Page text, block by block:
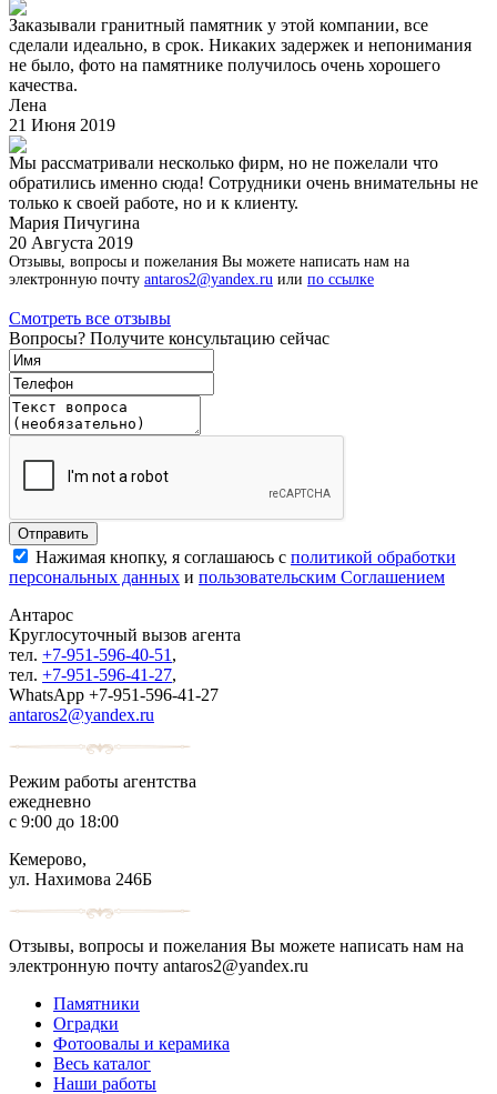
Заказывали гранитный памятник у этой компании, все
сделали идеально, в срок. Никаких задержек и непонимания
не было, фото на памятнике получилось очень хорошего
качества.
Лена
21 Июня 2019
Мы рассматривали несколько фирм, но не пожелали что
обратились именно сюда! Сотрудники очень внимательны не
только к своей работе, но и к клиенту.
Мария Пичугина
20 Августа 2019
Отзывы, вопросы и пожелания Вы можете написать нам на
электронную почту antaros2@yandex.ru или по ссылке
Смотреть все отзывы
Вопросы? Получите консультацию сейчас
Нажимая кнопку, я соглашаюсь с политикой обработки
персональных данных и пользовательским Соглашением
Антарос
Круглосуточный вызов агента
тел. +7-951-596-40-51 ,
тел. +7-951-596-41-27,
WhatsApp +7-951-596-41-27
antaros2@yandex.ru
Режим работы агентства
ежедневно
с 9:00 до 18:00
Кемерово,
ул. Нахимова 246Б
Отзывы, вопросы и пожелания Вы можете написать нам на
электронную почту antaros2@yandex.ru
Памятники
Оградки
Фотоовалы и керамика
Весь каталог
Наши работы